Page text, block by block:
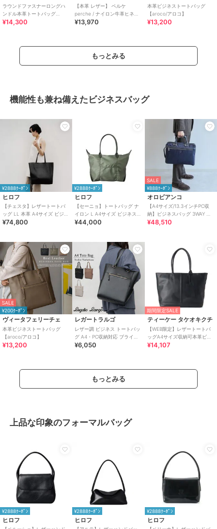
ラウンドファスナーロングハ
ンドル本革トートバッグ
【aroco/アロコ】
¥14,300
【本革 レザー】 ペルケ
perche / ナイロン牛革ヒネリ
金具トートバッグ
¥13,970
本革ビジネストートバッグ
【aroco/アロコ】
¥13,200
もっとみる
機能性も兼ね備えたビジネスバッグ
¥2888ｸｰﾎﾟﾝ
ヒロフ
【チェスタ】レザートートバ
ッグ LL 本革 A4サイズ ビジネ
スバッグ ※WEB限定（商品番
¥74,800
¥2888ｸｰﾎﾟﾝ
ヒロフ
【セーニョ】トートバッグ ナ
イロン L A4サイズ ビジネスバ
ッグ（商品番号：P25－
¥44,000
SALE
¥888ｸｰﾎﾟﾝ
オロビアンコ
【A4サイズ/13.3インチPC収
納】ビジネスバッグ 3WAY オ
ロビアンコ ソロペルテ 92966
¥48,510
SALE
¥200ｸｰﾎﾟﾝ
ヴィータフェリーチェ
本革ビジネストートバッグ
【aroco/アロコ】
¥13,200
レガートラルゴ
レザー調 ビジネス トートバッ
グ A4・PC収納対応 ブライト
バッグシリーズ
¥6,050
期間限定SALE
ティーケー タケオキクチ
【WEB限定】レザートートバ
ッグA4サイズ収納可本革ビジ
ネス対応可
¥14,107
もっとみる
上品な印象のフォーマルバッグ
¥2888ｸｰﾎﾟﾝ
ヒロフ
¥2888ｸｰﾎﾟﾝ
ヒロフ
¥2888ｸｰﾎﾟﾝ
ヒロフ